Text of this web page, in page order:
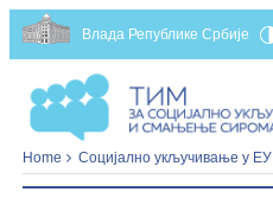
Влада Републике Србије
Home Социјално укључивање у ЕУ